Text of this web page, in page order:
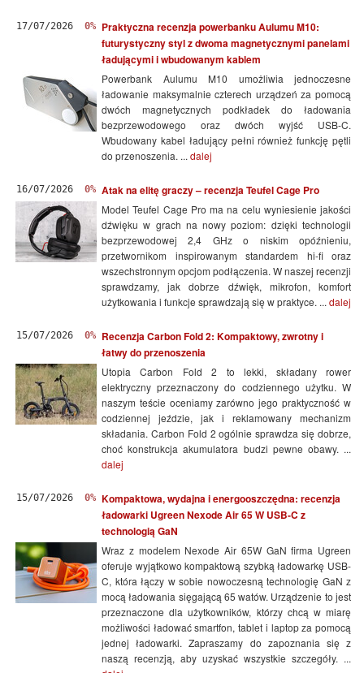
17/07/2026 0%
Praktyczna recenzja powerbanku Aulumu M10:
futurystyczny styl z dwoma magnetycznymi panelami
ładującymi i wbudowanym kablem
Powerbank Aulumu M10 umożliwia jednoczesne
ładowanie maksymalnie czterech urządzeń za pomocą
dwóch magnetycznych podkładek do ładowania
bezprzewodowego oraz dwóch wyjść USB-C.
Wbudowany kabel ładujący pełni również funkcję pętli
do przenoszenia. ... dalej
16/07/2026 0% Atak na elitę graczy – recenzja Teufel Cage Pro
Model Teufel Cage Pro ma na celu wyniesienie jakości
dźwięku w grach na nowy poziom: dzięki technologii
bezprzewodowej 2,4 GHz o niskim opóźnieniu,
przetwornikom inspirowanym standardem hi-fi oraz
wszechstronnym opcjom podłączenia. W naszej recenzji
sprawdzamy, jak dobrze dźwięk, mikrofon, komfort
użytkowania i funkcje sprawdzają się w praktyce. ... dalej
15/07/2026 0%
Recenzja Carbon Fold 2: Kompaktowy, zwrotny i
łatwy do przenoszenia
Utopia Carbon Fold 2 to lekki, składany rower
elektryczny przeznaczony do codziennego użytku. W
naszym teście oceniamy zarówno jego praktyczność w
codziennej jeździe, jak i reklamowany mechanizm
składania. Carbon Fold 2 ogólnie sprawdza się dobrze,
choć konstrukcja akumulatora budzi pewne obawy. ...
dalej
15/07/2026 0% Kompaktowa, wydajna i energooszczędna: recenzja
ładowarki Ugreen Nexode Air 65 W USB-C z
technologią GaN
Wraz z modelem Nexode Air 65W GaN firma Ugreen
oferuje wyjątkowo kompaktową szybką ładowarkę USB-
C, która łączy w sobie nowoczesną technologię GaN z
mocą ładowania sięgającą 65 watów. Urządzenie to jest
przeznaczone dla użytkowników, którzy chcą w miarę
możliwości ładować smartfon, tablet i laptop za pomocą
jednej ładowarki. Zapraszamy do zapoznania się z
naszą recenzją, aby uzyskać wszystkie szczegóły. ...